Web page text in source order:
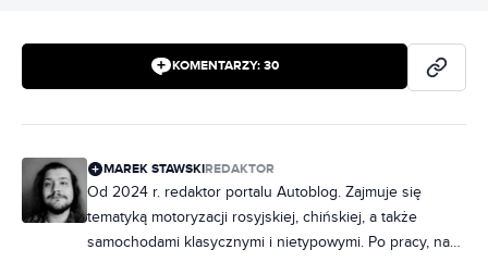
KOMENTARZY: 30
MAREK STAWSKIREDAKTOR
Od 2024 r. redaktor portalu Autoblog. Zajmuje się
tematyką motoryzacji rosyjskiej, chińskiej, a także
samochodami klasycznymi i nietypowymi. Po pracy, na